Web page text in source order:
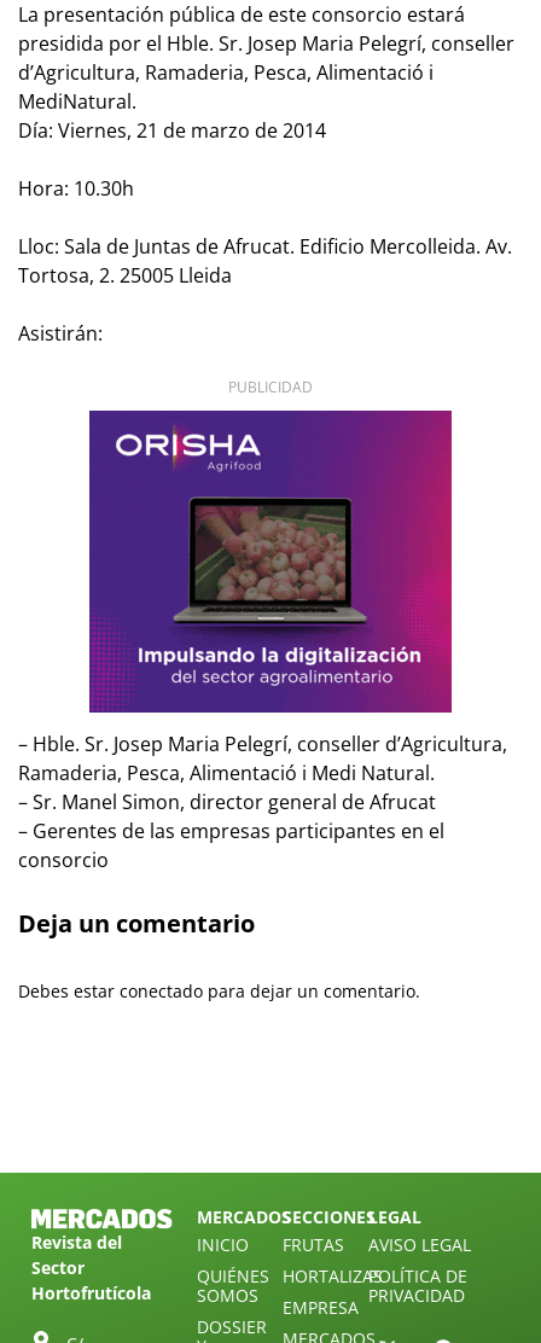
La presentación pública de este consorcio estará
presidida por el Hble. Sr. Josep Maria Pelegrí, conseller
d’Agricultura, Ramaderia, Pesca, Alimentació i
MediNatural.
Día: Viernes, 21 de marzo de 2014
Hora: 10.30h
Lloc: Sala de Juntas de Afrucat. Edificio Mercolleida. Av.
Tortosa, 2. 25005 Lleida
Asistirán:
PUBLICIDAD
– Hble. Sr. Josep Maria Pelegrí, conseller d’Agricultura,
Ramaderia, Pesca, Alimentació i Medi Natural.
– Sr. Manel Simon, director general de Afrucat
– Gerentes de las empresas participantes en el
consorcio
Deja un comentario
Debes estar conectado para dejar un comentario.
Revista del
Sector
Hortofrutícola
MERCADOS
INICIO
QUIÉNES
SOMOS
DOSSIER
SECCIONES
FRUTAS
HORTALIZAS
EMPRESA
LEGAL
AVISO LEGAL
POLÍTICA DE
PRIVACIDAD